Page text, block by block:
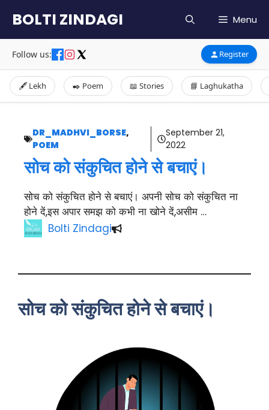
content
BOLTI ZINDAGI Menu
Follow us: Register
🖋️ Lekh ✒️ Poem 📖 Stories 📘 Laghukatha
DR_MADHVI_BORSE,
POEM
September 21,
2022
सोच को संकुचित होने से बचाएं।
सोच को संकुचित होने से बचाएं। अपनी सोच को संकुचित ना
होने दें,इस अपार समझ को कभी ना खोने दें,असीम …
Bolti Zindagi
सोच को संकुचित होने से बचाएं।